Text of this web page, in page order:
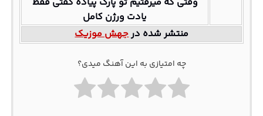
یادت ورژن کامل
منتشر شده درجهش موزیک
چه امتیازی به این آهنگ میدی؟